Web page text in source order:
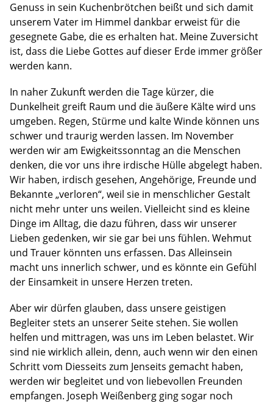
Genuss in sein Kuchenbrötchen beißt und sich damit
unserem Vater im Himmel dankbar erweist für die
gesegnete Gabe, die es erhalten hat. Meine Zuversicht
ist, dass die Liebe Gottes auf dieser Erde immer größer
werden kann.
In naher Zukunft werden die Tage kürzer, die
Dunkelheit greift Raum und die äußere Kälte wird uns
umgeben. Regen, Stürme und kalte Winde können uns
schwer und traurig werden lassen. Im November
werden wir am Ewigkeitssonntag an die Menschen
denken, die vor uns ihre irdische Hülle abgelegt haben.
Wir haben, irdisch gesehen, Angehörige, Freunde und
Bekannte „verloren“, weil sie in menschlicher Gestalt
nicht mehr unter uns weilen. Vielleicht sind es kleine
Dinge im Alltag, die dazu führen, dass wir unserer
Lieben gedenken, wir sie gar bei uns fühlen. Wehmut
und Trauer könnten uns erfassen. Das Alleinsein
macht uns innerlich schwer, und es könnte ein Gefühl
der Einsamkeit in unsere Herzen treten.
Aber wir dürfen glauben, dass unsere geistigen
Begleiter stets an unserer Seite stehen. Sie wollen
helfen und mittragen, was uns im Leben belastet. Wir
sind nie wirklich allein, denn, auch wenn wir den einen
Schritt vom Diesseits zum Jenseits gemacht haben,
werden wir begleitet und von liebevollen Freunden
empfangen. Joseph Weißenberg ging sogar noch